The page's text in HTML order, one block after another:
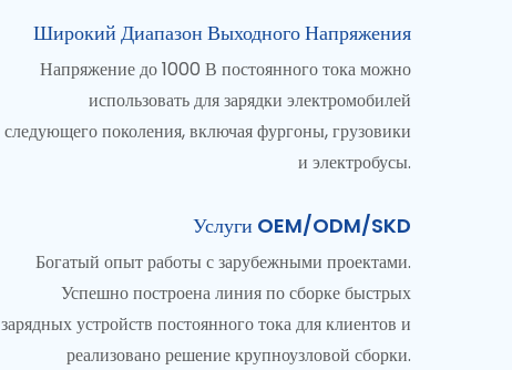
Широкий Диапазон Выходного Напряжения
Напряжение до 1000 В постоянного тока можно
использовать для зарядки электромобилей
следующего поколения, включая фургоны, грузовики
и электробусы.
Услуги OEM/ODM/SKD
Богатый опыт работы с зарубежными проектами.
Успешно построена линия по сборке быстрых
зарядных устройств постоянного тока для клиентов и
реализовано решение крупноузловой сборки.